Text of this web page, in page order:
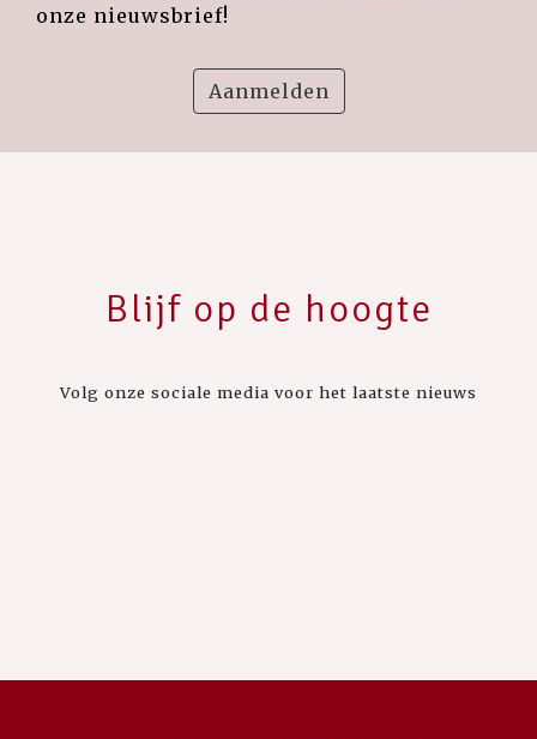
onze nieuwsbrief!
Aanmelden
Blijf op de hoogte
Volg onze sociale media voor het laatste nieuws